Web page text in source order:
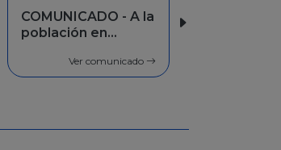
INFORMACION -
Facilidades de
Ver comunicado